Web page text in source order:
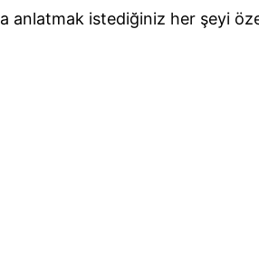
anlatmak istediğiniz her şeyi